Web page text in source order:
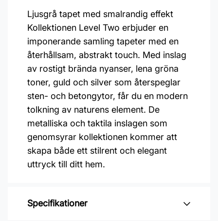
Ljusgrå tapet med smalrandig effekt
Kollektionen Level Two erbjuder en
imponerande samling tapeter med en
återhållsam, abstrakt touch. Med inslag
av rostigt brända nyanser, lena gröna
toner, guld och silver som återspeglar
sten- och betongytor, får du en modern
tolkning av naturens element. De
metalliska och taktila inslagen som
genomsyrar kollektionen kommer att
skapa både ett stilrent och elegant
uttryck till ditt hem.
Specifikationer